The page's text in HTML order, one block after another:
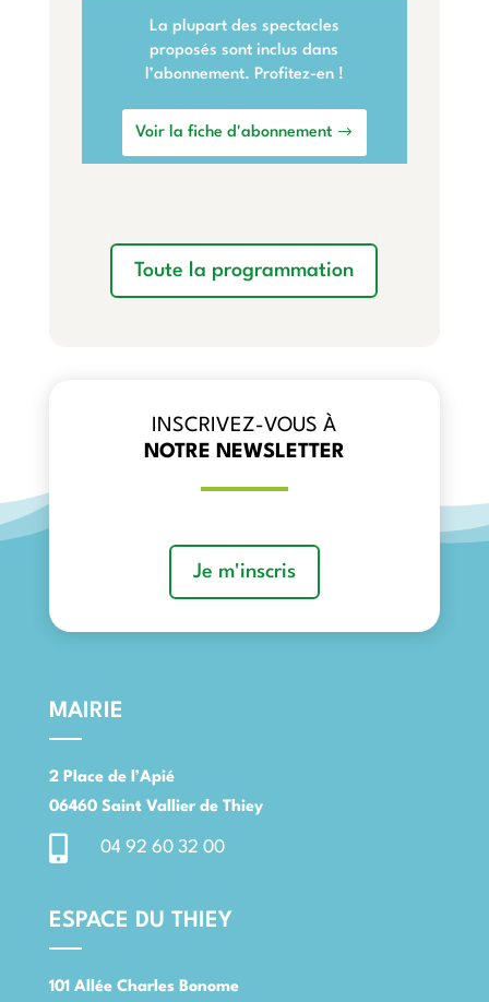
La plupart des spectacles
proposés sont inclus dans
l’abonnement. Profitez-en !
Voir la fiche d'abonnement
Toute la programmation
INSCRIVEZ-VOUS À
NOTRE NEWSLETTER
Je m'inscris
MAIRIE
2 Place de l’Apié
06460 Saint Vallier de Thiey
 04 92 60 32 00
ESPACE DU THIEY
101 Allée Charles Bonome